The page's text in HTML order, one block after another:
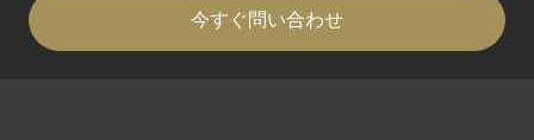
今すぐ問い合わせ